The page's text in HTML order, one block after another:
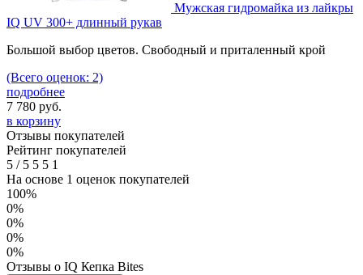
Мужская гидромайка из лайкры
IQ UV 300+ длинный рукав
Большой выбор цветов. Свободный и приталенный крой
(Всего оценок: 2)
подробнее
7 780 руб.
в корзину
Отзывы покупателей
Рейтинг покупателей
5 /5 5 5 1
На основе 1 оценок покупателей
100%
0%
0%
0%
0%
Отзывы о IQ Кепка Bites